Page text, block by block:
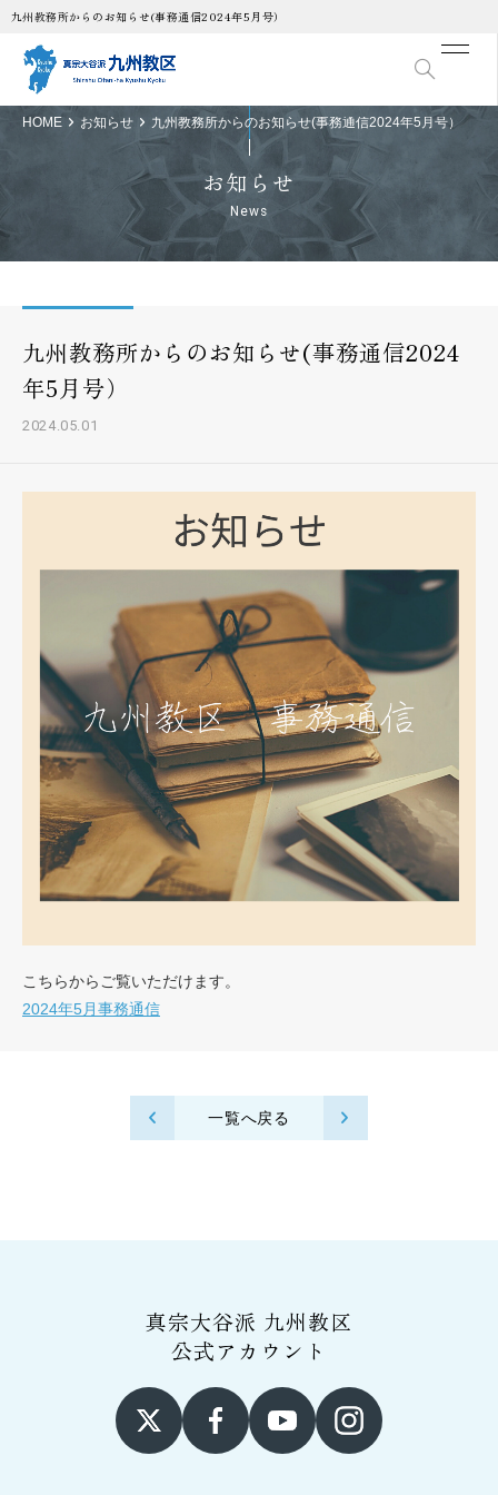
九州教務所からのお知らせ(事務通信2024年5月号）
HOME お知らせ 九州教務所からのお知らせ(事務通信2024年5月号）
お知らせ
News
九州教務所からのお知らせ(事務通信2024
年5月号）
2024.05.01
こちらからご覧いただけます。
2024年5月事務通信
一覧へ戻る
真宗大谷派 九州教区
公式アカウント